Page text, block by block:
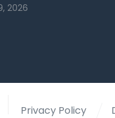
2026
Privacy Policy